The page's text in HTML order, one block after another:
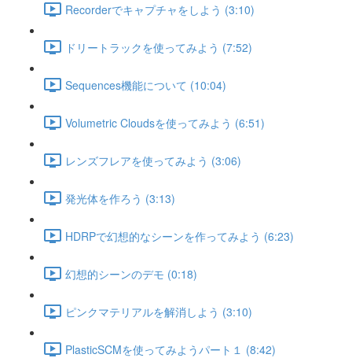
Recorderでキャプチャをしよう (3:10)
ドリートラックを使ってみよう (7:52)
Sequences機能について (10:04)
Volumetric Cloudsを使ってみよう (6:51)
レンズフレアを使ってみよう (3:06)
発光体を作ろう (3:13)
HDRPで幻想的なシーンを作ってみよう (6:23)
幻想的シーンのデモ (0:18)
ピンクマテリアルを解消しよう (3:10)
PlasticSCMを使ってみようパート１ (8:42)